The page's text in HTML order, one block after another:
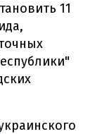
11